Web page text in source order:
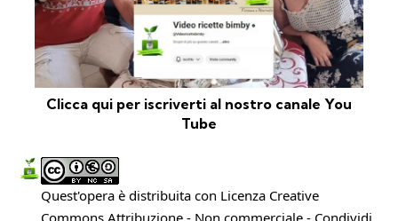
Clicca qui per iscriverti al nostro canale You
Tube
Quest'opera è distribuita con Licenza Creative
Commons Attribuzione - Non commerciale - Condividi